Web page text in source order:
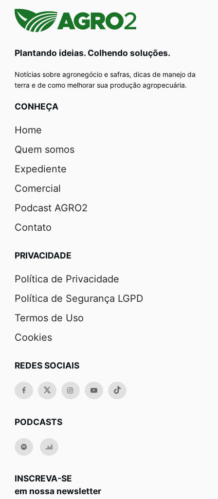
Plantando ideias. Colhendo soluções.
Notícias sobre agronegócio e safras, dicas de manejo da
terra e de como melhorar sua produção agropecuária.
CONHEÇA
Home
Quem somos
Expediente
Comercial
Podcast AGRO2
Contato
PRIVACIDADE
Política de Privacidade
Política de Segurança LGPD
Termos de Uso
Cookies
REDES SOCIAIS
PODCASTS
INSCREVA-SE
em nossa newsletter